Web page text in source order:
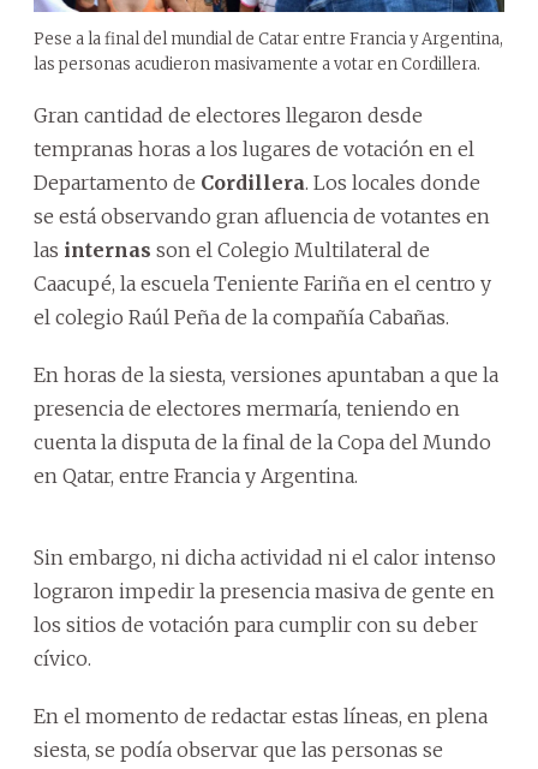
Pese a la final del mundial de Catar entre Francia y Argentina,
las personas acudieron masivamente a votar en Cordillera.
Gran cantidad de electores llegaron desde
tempranas horas a los lugares de votación en el
Departamento de Cordillera. Los locales donde
se está observando gran afluencia de votantes en
las internas son el Colegio Multilateral de
Caacupé, la escuela Teniente Fariña en el centro y
el colegio Raúl Peña de la compañía Cabañas.
En horas de la siesta, versiones apuntaban a que la
presencia de electores mermaría, teniendo en
cuenta la disputa de la final de la Copa del Mundo
en Qatar, entre Francia y Argentina.
Sin embargo, ni dicha actividad ni el calor intenso
lograron impedir la presencia masiva de gente en
los sitios de votación para cumplir con su deber
cívico.
En el momento de redactar estas líneas, en plena
siesta, se podía observar que las personas se